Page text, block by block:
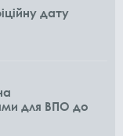
дату
для ВПО до